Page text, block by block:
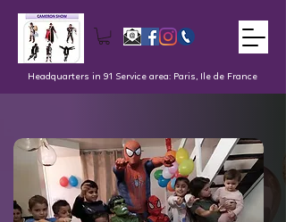
Headquarters in 91 Service area: Paris, Ile de France